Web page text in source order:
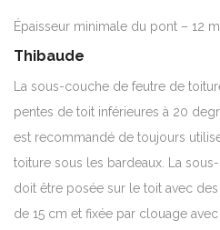
Épaisseur minimale du pont – 12
Thibaude
La sous-couche de feutre de
pentes de toit inférieures à 20
est recommandé de toujours
toiture sous les bardeaux. La
doit être posée sur le toit avec
de 15 cm et fixée par clouage